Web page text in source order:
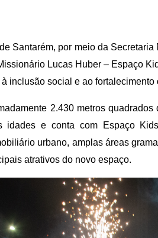
Santarém, por meio da
Lucas Huber – Espaço
inclusão social e ao
2.430 metros
idades e conta com Espaço
urbano, amplas áreas
atrativos do novo espaço.